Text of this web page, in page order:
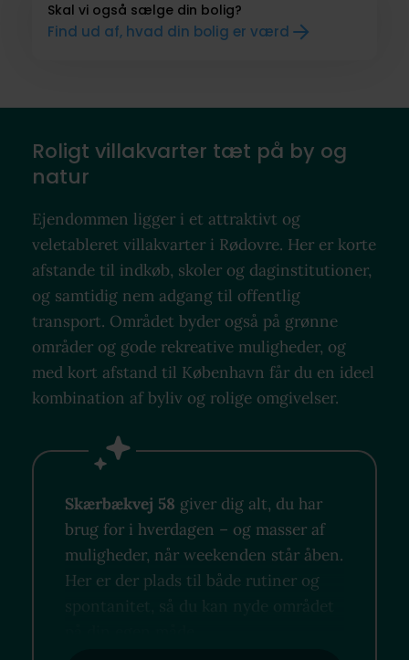
Skal vi også sælge din bolig?
Find ud af, hvad din bolig er værd
Roligt villakvarter tæt på by og
natur
Ejendommen ligger i et attraktivt og
veletableret villakvarter i Rødovre. Her er korte
afstande til indkøb, skoler og daginstitutioner,
og samtidig nem adgang til offentlig
transport. Området byder også på grønne
områder og gode rekreative muligheder, og
med kort afstand til København får du en ideel
kombination af byliv og rolige omgivelser.
Skærbækvej 58 giver dig alt, du har
brug for i hverdagen – og masser af
muligheder, når weekenden står åben.
Her er der plads til både rutiner og
spontanitet, så du kan nyde området